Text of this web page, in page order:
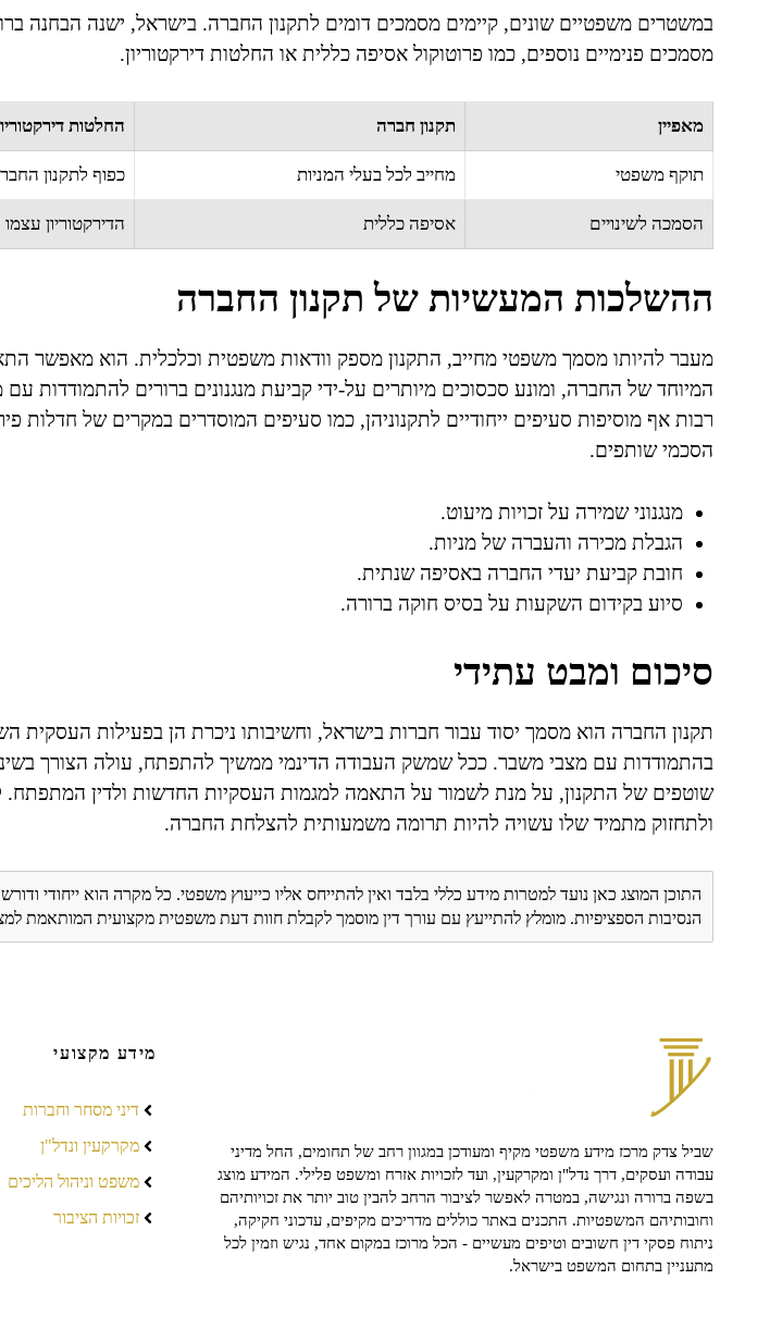
במשטרים משפטיים שונים, קיימים מסמכים דומים לתקנון החברה. בישראל, ישנה הבחנה
מסמכים פנימיים נוספים, כמו פרוטוקול אסיפה כללית או החלטות דירקטוריון.
מאפיין תקנון חברה החלטות
תוקף משפטי מחייב לכל בעלי המניות כפוף לתקנון
הסמכה לשינויים אסיפה כללית הדירקטוריון עצמו
ההשלכות המעשיות של תקנון החברה
מעבר להיותו מסמך משפטי מחייב, התקנון מספק וודאות משפטית וכלכלית. הוא מאפשר
המיוחד של החברה, ומונע סכסוכים מיותרים על-ידי קביעת מנגנונים ברורים להתמודדות
רבות אף מוסיפות סעיפים ייחודיים לתקנוניהן, כמו סעיפים המוסדרים במקרים של חדלות
הסכמי שותפים.
מנגנוני שמירה על זכויות מיעוט.
הגבלת מכירה והעברה של מניות.
חובת קביעת יעדי החברה באסיפה שנתית.
סיוע בקידום השקעות על בסיס חוקה ברורה.
סיכום ומבט עתידי
תקנון החברה הוא מסמך יסוד עבור חברות בישראל, וחשיבותו ניכרת הן בפעילות העסקית
בהתמודדות עם מצבי משבר. ככל שמשק העבודה הדינמי ממשיך להתפתח, עולה הצורך
שוטפים של התקנון, על מנת לשמור על התאמה למגמות העסקיות החדשות ולדין המתפתח.
ולתחזוק מתמיד שלו עשויה להיות תרומה משמעותית להצלחת החברה.
התוכן המוצג כאן נועד למטרות מידע כללי בלבד ואין להתייחס אליו כייעוץ משפטי. כל מקרה הוא ייחודי
הנסיבות הספציפיות. מומלץ להתייעץ עם עורך דין מוסמך לקבלת חוות דעת משפטית מקצועית המותאמת
שביל צדק מרכז מידע משפטי מקיף ומעודכן במגוון רחב של תחומים, החל מדיני
עבודה ועסקים, דרך נדל"ן ומקרקעין, ועד לזכויות אזרח ומשפט פלילי. המידע מוצג
בשפה ברורה ונגישה, במטרה לאפשר לציבור הרחב להבין טוב יותר את זכויותיהם
וחובותיהם המשפטיות. התכנים באתר כוללים מדריכים מקיפים, עדכוני חקיקה,
ניתוח פסקי דין חשובים וטיפים מעשיים - הכל מרוכז במקום אחד, נגיש וזמין לכל
מתעניין בתחום המשפט בישראל.
מידע מקצועי
דיני מסחר וחברות
מקרקעין ונדל"ן
משפט וניהול הליכים
זכויות הציבור